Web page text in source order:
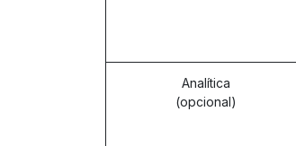
Analítica
(opcional)